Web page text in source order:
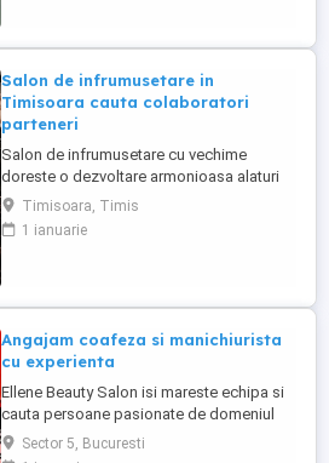
Salon de infrumusetare in
Timisoara cauta colaboratori
parteneri
Salon de infrumusetare cu vechime
doreste o dezvoltare armonioasa alaturi
de parteneri profesionali si pasionati de
domeniul frumusetii!
Timisoara, Timis
1 ianuarie
Angajam coafeza si manichiurista
cu experienta
Ellene Beauty Salon isi mareste echipa si
cauta persoane pasionate de domeniul
beauty pentru posturile de coafeza si
manichiurista. Oferim contract individual
Sector 5, Bucuresti